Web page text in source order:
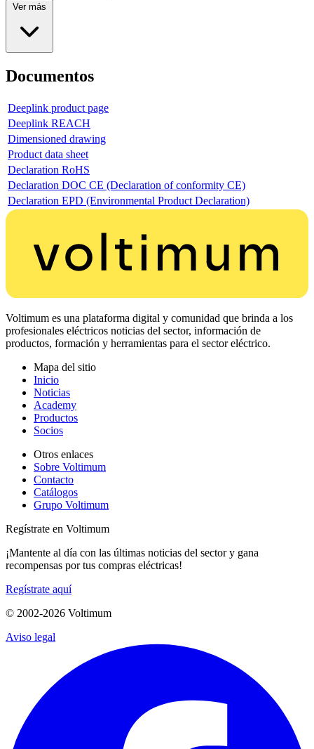
Ver más
Documentos
Deeplink product page
Deeplink REACH
Dimensioned drawing
Product data sheet
Declaration RoHS
Declaration DOC CE (Declaration of conformity CE)
Declaration EPD (Environmental Product Declaration)
Voltimum es una plataforma digital y comunidad que brinda a los
profesionales eléctricos noticias del sector, información de
productos, formación y herramientas para el sector eléctrico.
Mapa del sitio
Inicio
Noticias
Academy
Productos
Socios
Otros enlaces
Sobre Voltimum
Contacto
Catálogos
Grupo Voltimum
Regístrate en Voltimum
¡Mantente al día con las últimas noticias del sector y gana
recompensas por tus compras eléctricas!
Regístrate aquí
© 2002-2026 Voltimum
Aviso legal